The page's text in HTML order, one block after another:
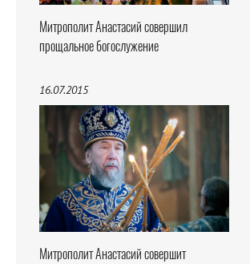
Митрополит Анастасий совершил
прощальное богослужение
16.07.2015
Митрополит Анастасий совершит